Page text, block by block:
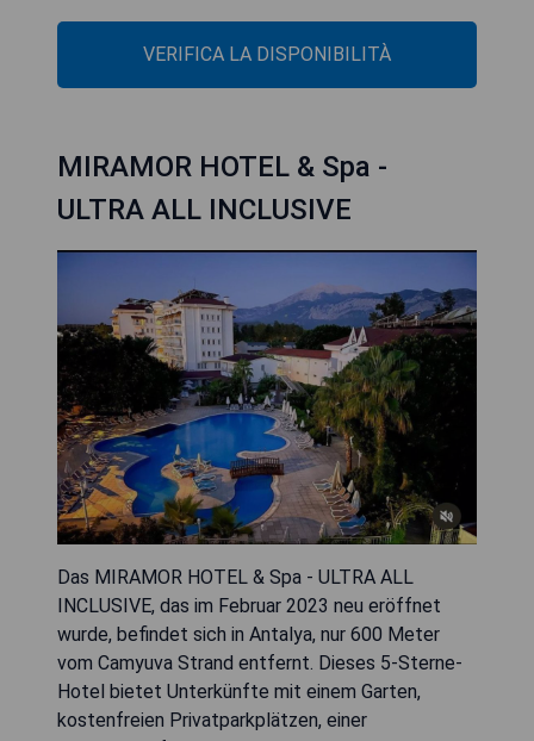
VERIFICA LA DISPONIBILITÀ
MIRAMOR HOTEL & Spa -
ULTRA ALL INCLUSIVE
Das MIRAMOR HOTEL & Spa - ULTRA ALL
INCLUSIVE, das im Februar 2023 neu eröffnet
wurde, befindet sich in Antalya, nur 600 Meter
vom Camyuva Strand entfernt. Dieses 5-Sterne-
Hotel bietet Unterkünfte mit einem Garten,
kostenfreien Privatparkplätzen, einer